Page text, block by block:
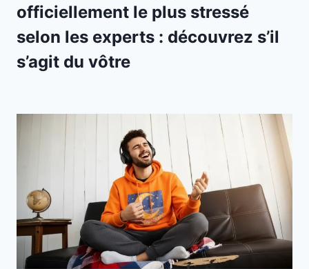
officiellement le plus stressé
selon les experts : découvrez s’il
s’agit du vôtre